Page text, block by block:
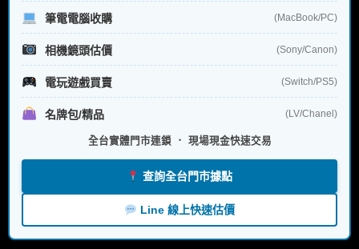
筆電電腦收購 (MacBook/PC)
相機鏡頭估價 (Sony/Canon)
電玩遊戲買賣 (Switch/PS5)
名牌包/精品 (LV/Chanel)
全台實體門市連鎖 ． 現場現金快速交易
查詢全台門市據點
Line 線上快速估價